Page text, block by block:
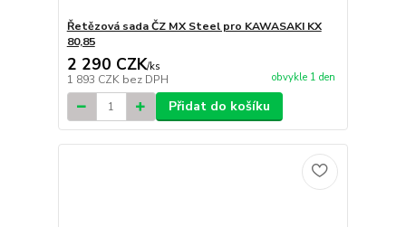
Řetězová sada ČZ MX Steel pro KAWASAKI KX
80,85
2 290 CZK/ks
1 893 CZK bez DPH obvykle 1 den
Přidat do košíku